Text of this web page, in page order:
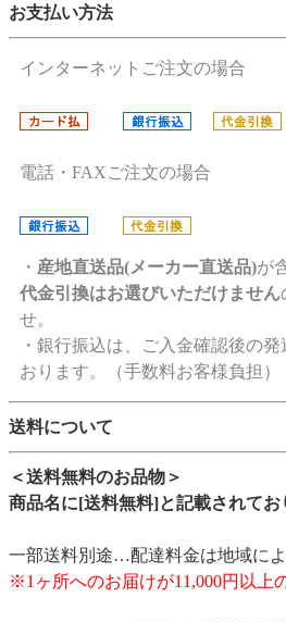
お支払い方法
インターネットご注文の場合
電話・FAXご注文の場合
・ 産地直送品(メーカー直送品)が
代金引換はお選びいただけません
せ。
・銀行振込は、ご入金確認後の
おります。（手数料お客様負担）
送料について
＜送料無料のお品物＞
商品名に[送料無料]と記載されてお
一部送料別途…配達料金は地域によ
※1ヶ所へのお届けが11,000円以上